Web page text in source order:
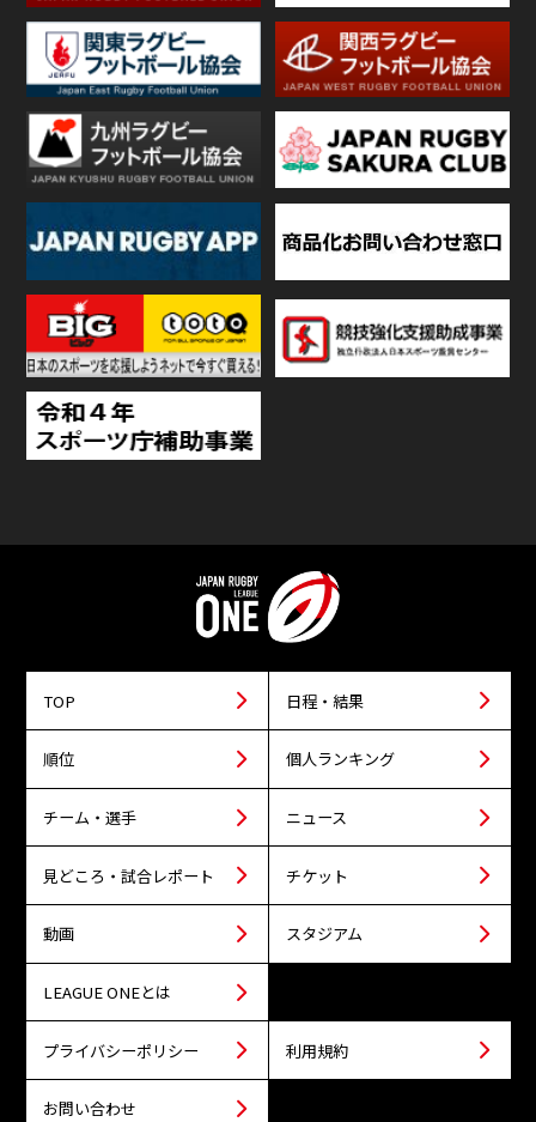
TOP 日程・結果
順位 個人ランキング
チーム・選手 ニュース
見どころ・試合レポート チケット
動画 スタジアム
LEAGUE ONEとは
プライバシーポリシー 利用規約
お問い合わせ